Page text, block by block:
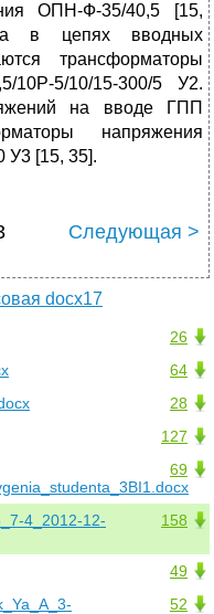
ОПН-Ф-35/40,5 [15,
в цепях вводных
трансформаторы
10Р-5/10/15-300/5 У2.
на вводе ГПП
напряжения
[15, 35].
Следующая >
docx17
26
64
28
127
69
158
4_2012-12-
49
52